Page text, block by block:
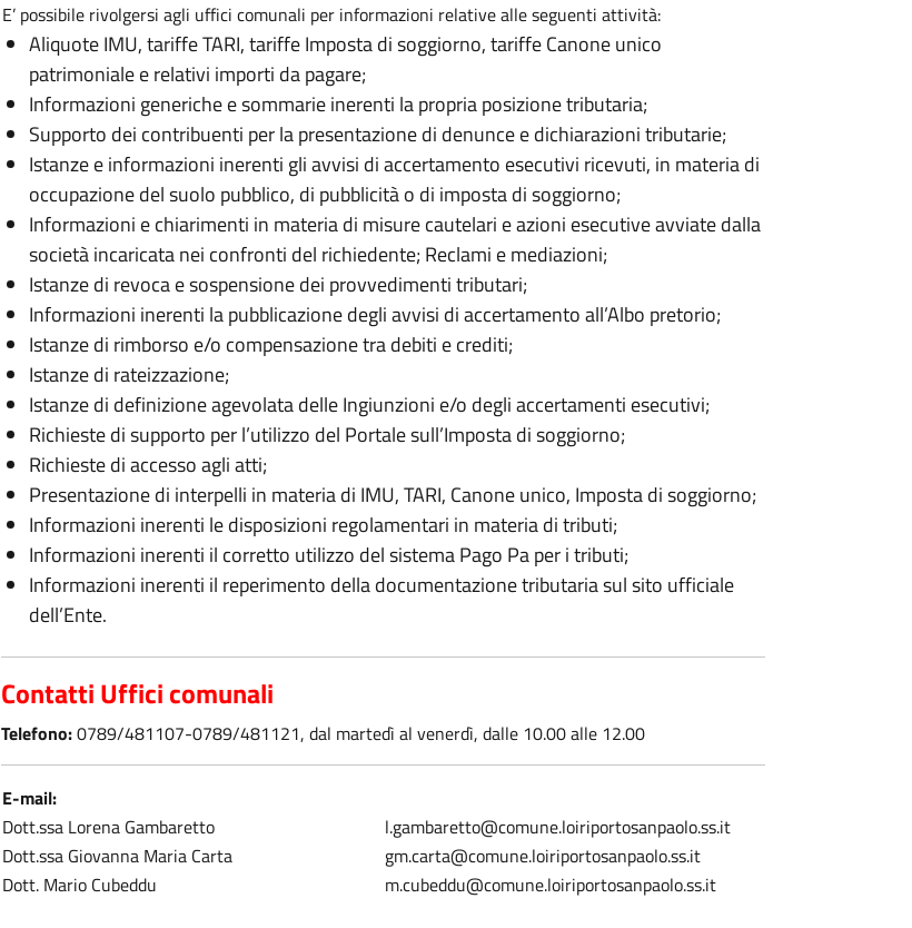
E’ possibile rivolgersi agli uffici comunali per informazioni relative alle seguenti attività:
Aliquote IMU, tariffe TARI, tariffe Imposta di soggiorno, tariffe Canone unico
patrimoniale e relativi importi da pagare;
Informazioni generiche e sommarie inerenti la propria posizione tributaria;
Supporto dei contribuenti per la presentazione di denunce e dichiarazioni tributarie;
Istanze e informazioni inerenti gli avvisi di accertamento esecutivi ricevuti, in materia di
occupazione del suolo pubblico, di pubblicità o di imposta di soggiorno;
Informazioni e chiarimenti in materia di misure cautelari e azioni esecutive avviate dalla
società incaricata nei confronti del richiedente; Reclami e mediazioni;
Istanze di revoca e sospensione dei provvedimenti tributari;
Informazioni inerenti la pubblicazione degli avvisi di accertamento all’Albo pretorio;
Istanze di rimborso e/o compensazione tra debiti e crediti;
Istanze di rateizzazione;
Istanze di definizione agevolata delle Ingiunzioni e/o degli accertamenti esecutivi;
Richieste di supporto per l’utilizzo del Portale sull’Imposta di soggiorno;
Richieste di accesso agli atti;
Presentazione di interpelli in materia di IMU, TARI, Canone unico, Imposta di soggiorno;
Informazioni inerenti le disposizioni regolamentari in materia di tributi;
Informazioni inerenti il corretto utilizzo del sistema Pago Pa per i tributi;
Informazioni inerenti il reperimento della documentazione tributaria sul sito ufficiale
dell’Ente.
Contatti Uffici comunali
Telefono:0789/481107-0789/481121, dal martedì al venerdì, dalle 10.00 alle 12.00
E-mail:
Dott.ssa Lorena Gambaretto
l.gambaretto@comune.loiriportosanpaolo.ss.it
Dott.ssa Giovanna Maria Carta
gm.carta@comune.loiriportosanpaolo.ss.it
Dott. Mario Cubeddu
m.cubeddu@comune.loiriportosanpaolo.ss.it